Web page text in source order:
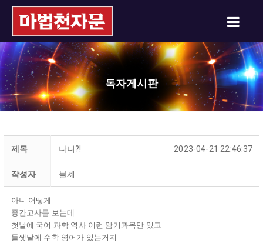
독자게시판
제목 나니?! 2023-04-21 22:46:37
작성자 블졔
아니 어떻게
중간고사를 보는데
첫날에 국어 과학 역사 이런 암기과목만 있고
둘쨋날에 수학 영어가 있는거지